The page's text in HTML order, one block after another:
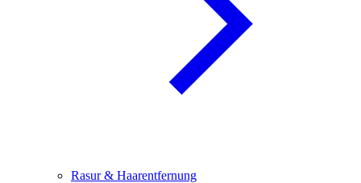
Rasur & Haarentfernung